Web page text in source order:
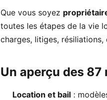
Que vous soyez
toutes les étapes de la vie
charges, litiges,
Un aperçu des
Location et bail :